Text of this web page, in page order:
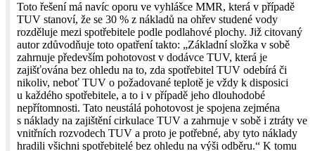
Toto řešení má navíc oporu ve vyhlášce MMR, která v případě
TUV stanoví, že se 30 % z nákladů na ohřev studené vody
rozděluje mezi spotřebitele podle podlahové plochy. Již citovaný
autor zdůvodňuje toto opatření takto: „Základní složka v sobě
zahrnuje především pohotovost v dodávce TUV, která je
zajišťována bez ohledu na to, zda spotřebitel TUV odebírá či
nikoliv, neboť TUV o požadované teplotě je vždy k disposici
u každého spotřebitele, a to i v případě jeho dlouhodobé
nepřítomnosti. Tato neustálá pohotovost je spojena zejména
s náklady na zajištění cirkulace TUV a zahrnuje v sobě i ztráty ve
vnitřních rozvodech TUV a proto je potřebné, aby tyto náklady
hradili všichni spotřebitelé bez ohledu na výši odběru.“ K tomu